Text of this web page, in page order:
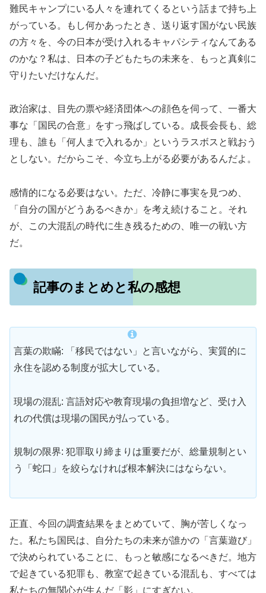
難民キャンプにいる人々を連れてくるという話まで持ち上
がっている。もし何かあったとき、送り返す国がない民族
の方々を、今の日本が受け入れるキャパシティなんてある
のかな？私は、日本の子どもたちの未来を、もっと真剣に
守りたいだけなんだ。
政治家は、目先の票や経済団体への顔色を伺って、一番大
事な「国民の合意」をすっ飛ばしている。成長会長も、総
理も、誰も「何人まで入れるか」というラスボスと戦おう
としない。だからこそ、今立ち上がる必要があるんだよ。
感情的になる必要はない。ただ、冷静に事実を見つめ、
「自分の国がどうあるべきか」を考え続けること。それ
が、この大混乱の時代に生き残るための、唯一の戦い方
だ。
記事のまとめと私の感想
言葉の欺瞞: 「移民ではない」と言いながら、実質的に
永住を認める制度が拡大している。
現場の混乱: 言語対応や教育現場の負担増など、受け入
れの代償は現場の国民が払っている。
規制の限界: 犯罪取り締まりは重要だが、総量規制とい
う「蛇口」を絞らなければ根本解決にはならない。
正直、今回の調査結果をまとめていて、胸が苦しくなっ
た。私たち国民は、自分たちの未来が誰かの「言葉遊び」
で決められていることに、もっと敏感になるべきだ。地方
で起きている犯罪も、教室で起きている混乱も、すべては
私たちの無関心が生んだ「影」にすぎない。